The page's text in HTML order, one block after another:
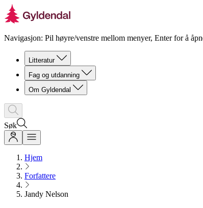
Navigasjon: Pil høyre/venstre mellom menyer, Enter for å
Litteratur
Fag og utdanning
Om Gyldendal
Søk
Hjem
Forfattere
Jandy Nelson